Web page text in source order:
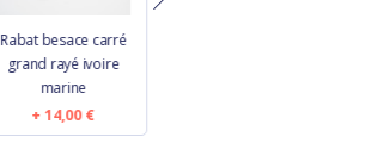
Rabat besace carré
grand rayé ivoire
marine
14,00 €